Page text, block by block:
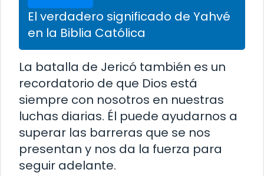
El verdadero significado de Yahvé
en la Biblia Católica
La batalla de Jericó también es un
recordatorio de que Dios está
siempre con nosotros en nuestras
luchas diarias. Él puede ayudarnos a
superar las barreras que se nos
presentan y nos da la fuerza para
seguir adelante.